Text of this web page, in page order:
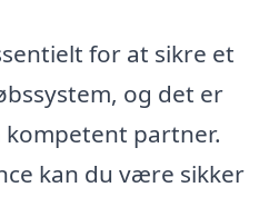
for at sikre et
og det er
partner.
kan du være sikker